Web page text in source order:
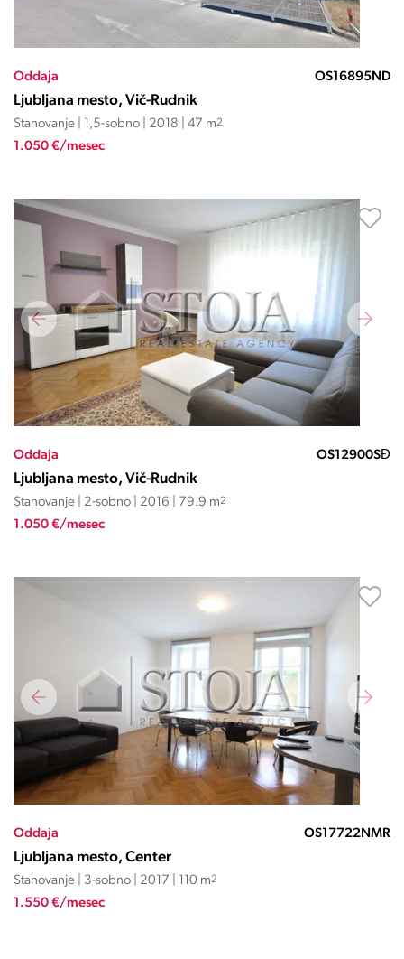
Oddaja OS16895ND
Ljubljana mesto, Vič-Rudnik
Stanovanje | 1,5-sobno | 2018 | 47 m2
1.050 €/mesec
Oddaja OS12900SĐ
Ljubljana mesto, Vič-Rudnik
Stanovanje | 2-sobno | 2016 | 79.9 m2
1.050 €/mesec
Oddaja OS17722NMR
Ljubljana mesto, Center
Stanovanje | 3-sobno | 2017 | 110 m2
1.550 €/mesec